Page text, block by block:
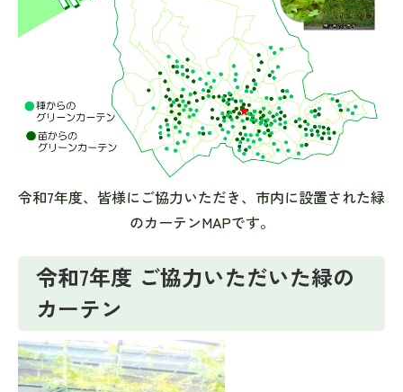
令和7年度、皆様にご協力いただき、市内に設置された緑
のカーテンMAPです。
令和7年度 ご協力いただいた緑の
カーテン